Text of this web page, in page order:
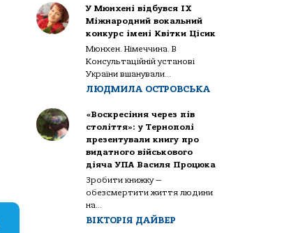
У Мюнхені відбувся IX
Міжнародний вокальний
конкурс імені Квітки Цісик
Мюнхен. Німеччина. В
Консультаційній установі
України вшанували...
ЛЮДМИЛА ОСТРОВСЬКА
«Воскресіння через пів
століття»: у Тернополі
презентували книгу про
видатного військового
діяча УПА Василя Процюка
Зробити книжку —
обезсмертити життя людини
на...
ВІКТОРІЯ ДАЙВЕР